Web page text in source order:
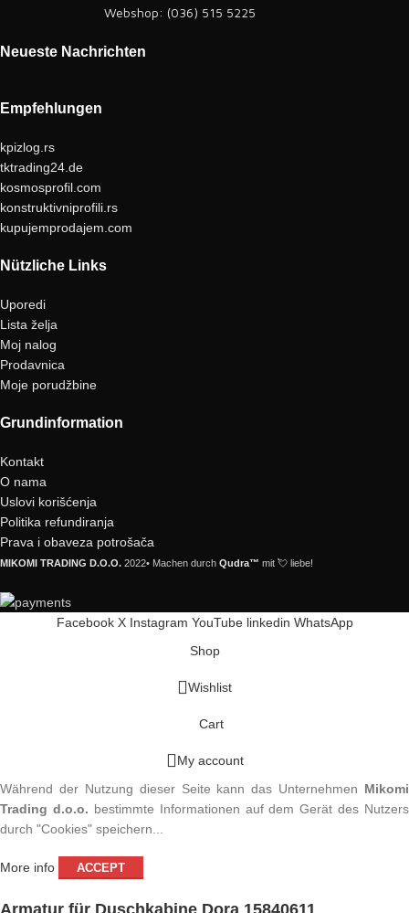
Webshop: (036) 515 5225
Neueste Nachrichten
Empfehlungen
kpizlog.rs
tktrading24.de
kosmosprofil.com
konstruktivniprofili.rs
kupujemprodajem.com
Nützliche Links
Uporedi
Lista želja
Moj nalog
Prodavnica
Moje porudžbine
Grundinformation
Kontakt
O nama
Uslovi korišćenja
Politika refundiranja
Prava i obaveza potrošača
MIKOMI TRADING D.O.O. 2022• Machen durch Qudra™ mit 💘 liebe!
Facebook X Instagram YouTube linkedin WhatsApp
Shop
Wishlist
Cart
My account
Während der Nutzung dieser Seite kann das Unternehmen Mikomi
Trading d.o.o. bestimmte Informationen auf dem Gerät des Nutzers
durch "Cookies" speichern...
More info ACCEPT
Armatur für Duschkabine Dora 15840611